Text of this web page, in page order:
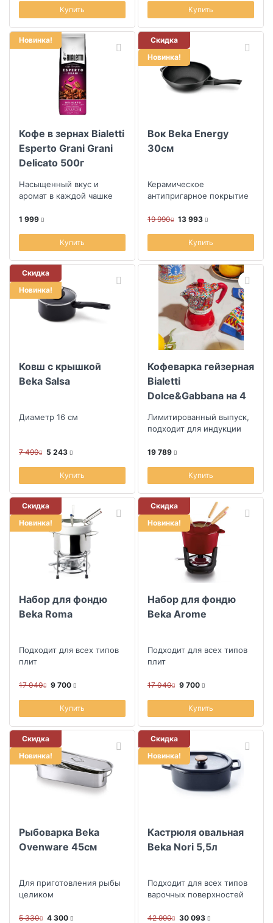
Купить Купить
Новинка!
Кофе в зернах Bialetti
Esperto Grani Grani
Delicato 500г
Насыщенный вкус и
аромат в каждой чашке
1 999
Купить
Скидка
Новинка!
Вок Beka Energy
30см
Керамическое
антипригарное покрытие
19 990 13 993
Купить
Скидка
Новинка!
Ковш с крышкой
Beka Salsa
Диаметр 16 см
7 490 5 243
Купить
Кофеварка гейзерная
Bialetti
Dolce&Gabbana на 4
Лимитированный выпуск,
подходит для индукции
19 789
Купить
Скидка
Новинка!
Набор для фондю
Beka Roma
Подходит для всех типов
плит
17 040 9 700
Купить
Скидка
Новинка!
Набор для фондю
Beka Arome
Подходит для всех типов
плит
17 040 9 700
Купить
Скидка
Новинка!
Рыбоварка Beka
Ovenware 45см
Для приготовления рыбы
целиком
5 330 4 300
Скидка
Новинка!
Кастрюля овальная
Beka Nori 5,5л
Подходит для всех типов
варочных поверхностей
42 990 30 093